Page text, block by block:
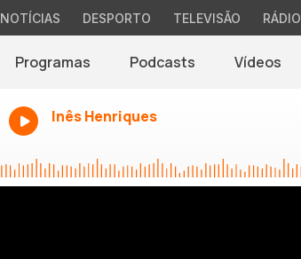
NOTÍCIAS DESPORTO TELEVISÃO RÁDIO
Programas Podcasts Vídeos
Inês Henriques